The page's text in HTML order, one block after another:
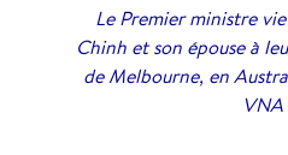
Le Premier ministre
Chinh et son épouse à
de Melbourne, en
VNA